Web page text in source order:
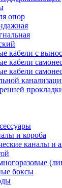
опор
кабели с
кабели
кабели
и короба
каналы и
боксы